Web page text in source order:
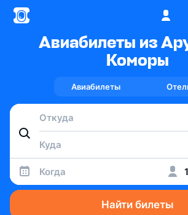
Авиабилеты из
Коморы
Авиабилеты
Когда
Найти билеты